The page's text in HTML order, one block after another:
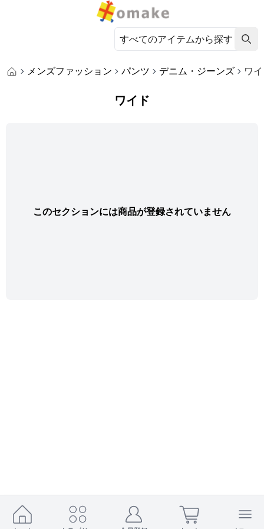
メンズファッション パンツ デニム・ジーンズ ワ
ワイド
このセクションには商品が登録されていません